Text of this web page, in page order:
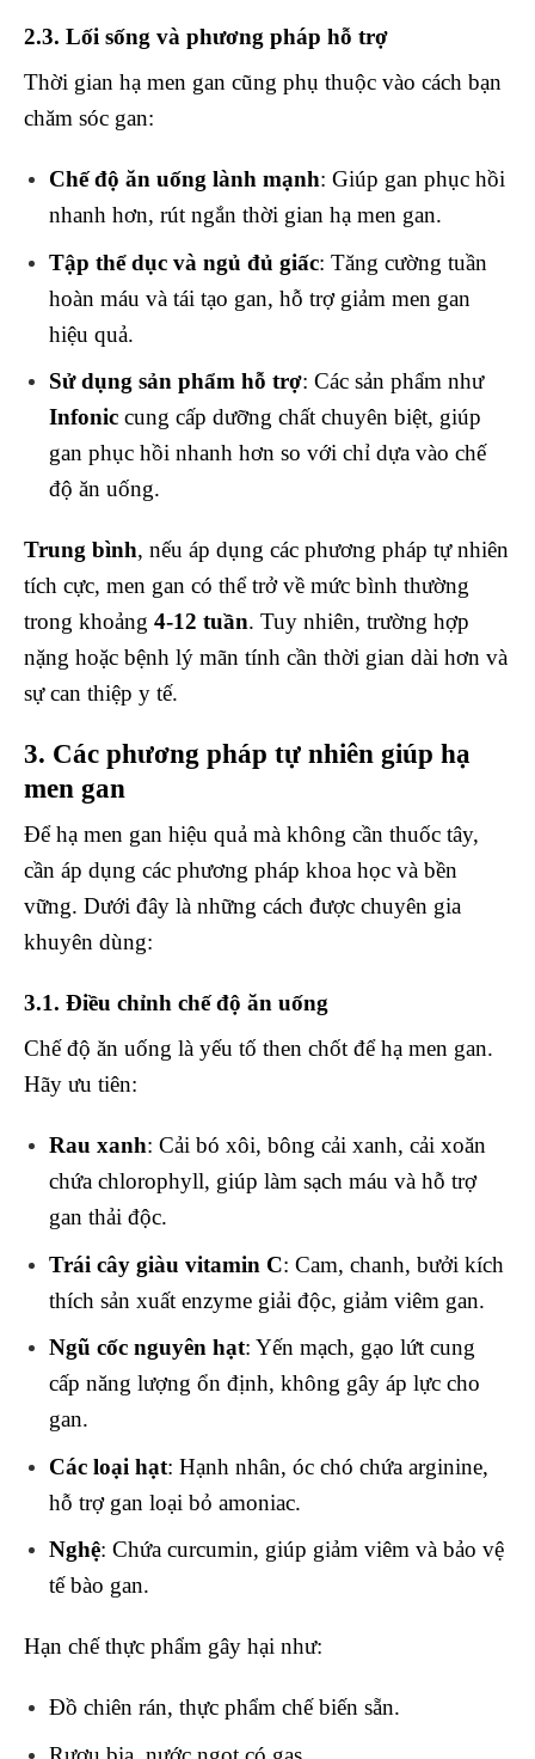
2.3. Lối sống và phương pháp hỗ trợ
Thời gian hạ men gan cũng phụ thuộc vào cách bạn
chăm sóc gan:
Chế độ ăn uống lành mạnh: Giúp gan phục hồi
nhanh hơn, rút ngắn thời gian hạ men gan.
Tập thể dục và ngủ đủ giấc: Tăng cường tuần
hoàn máu và tái tạo gan, hỗ trợ giảm men gan
hiệu quả.
Sử dụng sản phẩm hỗ trợ: Các sản phẩm như
Infoniccung cấp dưỡng chất chuyên biệt, giúp
gan phục hồi nhanh hơn so với chỉ dựa vào chế
độ ăn uống.
Trung bình, nếu áp dụng các phương pháp tự nhiên
tích cực, men gan có thể trở về mức bình thường
trong khoảng 4-12 tuần. Tuy nhiên, trường hợp
nặng hoặc bệnh lý mãn tính cần thời gian dài hơn và
sự can thiệp y tế.
3. Các phương pháp tự nhiên giúp hạ
men gan
Để hạ men gan hiệu quả mà không cần thuốc tây,
cần áp dụng các phương pháp khoa học và bền
vững. Dưới đây là những cách được chuyên gia
khuyên dùng:
3.1. Điều chỉnh chế độ ăn uống
Chế độ ăn uống là yếu tố then chốt để hạ men gan.
Hãy ưu tiên:
Rau xanh: Cải bó xôi, bông cải xanh, cải xoăn
chứa chlorophyll, giúp làm sạch máu và hỗ trợ
gan thải độc.
Trái cây giàu vitamin C: Cam, chanh, bưởi kích
thích sản xuất enzyme giải độc, giảm viêm gan.
Ngũ cốc nguyên hạt: Yến mạch, gạo lứt cung
cấp năng lượng ổn định, không gây áp lực cho
gan.
Các loại hạt: Hạnh nhân, óc chó chứa arginine,
hỗ trợ gan loại bỏ amoniac.
Nghệ: Chứa curcumin, giúp giảm viêm và bảo vệ
tế bào gan.
Hạn chế thực phẩm gây hại như:
Đồ chiên rán, thực phẩm chế biến sẵn.